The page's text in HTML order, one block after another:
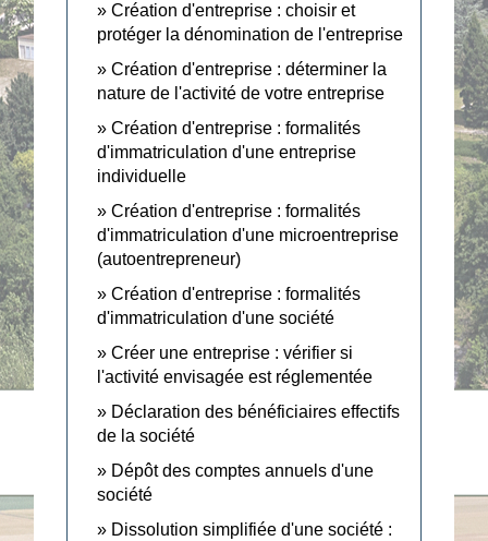
Création d'entreprise : choisir et
protéger la dénomination de l'entreprise
Création d'entreprise : déterminer la
nature de l'activité de votre entreprise
Création d'entreprise : formalités
d'immatriculation d'une entreprise
individuelle
Création d'entreprise : formalités
d'immatriculation d'une microentreprise
(autoentrepreneur)
Création d'entreprise : formalités
d'immatriculation d'une société
Créer une entreprise : vérifier si
l'activité envisagée est réglementée
Déclaration des bénéficiaires effectifs
de la société
Dépôt des comptes annuels d'une
société
Dissolution simplifiée d'une société :